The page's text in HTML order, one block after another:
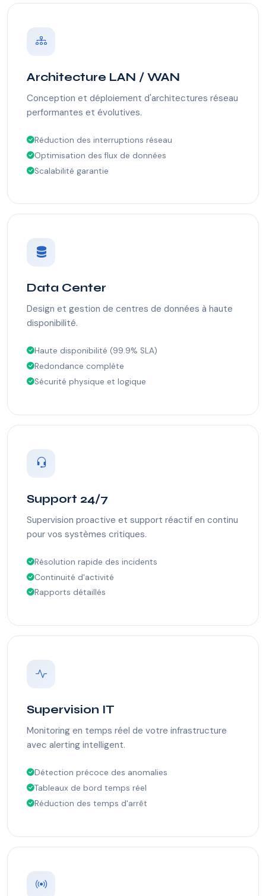
Architecture LAN / WAN
Conception et déploiement d'architectures réseau
performantes et évolutives.
Réduction des interruptions réseau
Optimisation des flux de données
Scalabilité garantie
Data Center
Design et gestion de centres de données à haute
disponibilité.
Haute disponibilité (99.9% SLA)
Redondance complète
Sécurité physique et logique
Support 24/7
Supervision proactive et support réactif en continu
pour vos systèmes critiques.
Résolution rapide des incidents
Continuité d'activité
Rapports détaillés
Supervision IT
Monitoring en temps réel de votre infrastructure
avec alerting intelligent.
Détection précoce des anomalies
Tableaux de bord temps réel
Réduction des temps d'arrêt